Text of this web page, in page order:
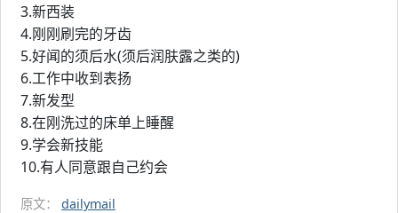
3.新西装
4.刚刚刷完的牙齿
5.好闻的须后水(须后润肤露之类的)
6.工作中收到表扬
7.新发型
8.在刚洗过的床单上睡醒
9.学会新技能
10.有人同意跟自己约会
原文： dailymail